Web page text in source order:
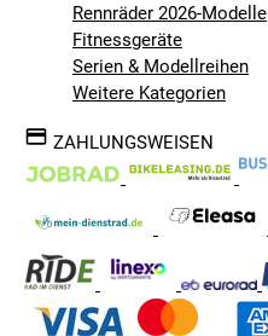
Rennräder 2026-Modelle
Fitnessgeräte
Serien & Modellreihen
Weitere Kategorien
ZAHLUNGSWEISEN